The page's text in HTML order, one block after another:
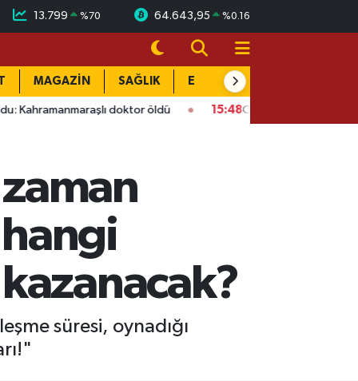
13.799 %70 64.643,95 %0.16
MAGAZİN SAĞLIK EĞİTİM
doktor öldü 15:48 Onikişubat’ta ücretsiz üniversite
hangi
süresi, oynadığı